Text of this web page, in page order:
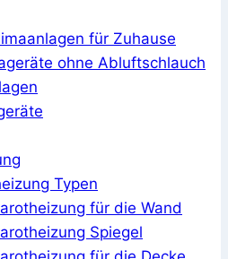
für Zuhause
ohne Abluftschlauch
Typen
für die Wand
Spiegel